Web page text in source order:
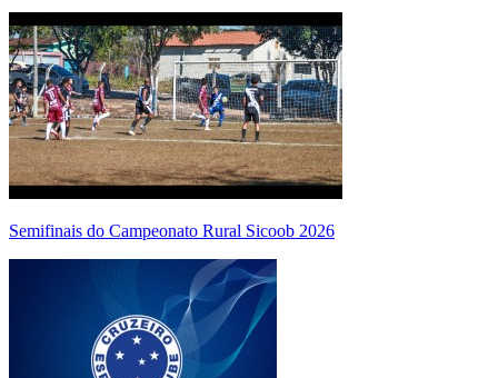
Semifinais do Campeonato Rural Sicoob 2026